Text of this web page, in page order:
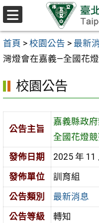
跳至主要內容區
首頁 > 校園公告 > 最新
灣燈會在嘉義—全國花
校園公告
公告主旨
嘉義縣政
全國花燈
發佈日期
2025 年 11
發佈單位
訓育組
公告類別
最新消息
公告等級
轉知
選
單